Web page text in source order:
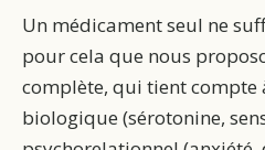
Un médicament seul ne
pour cela que nous
complète, qui tient compte
biologique (sérotonine,